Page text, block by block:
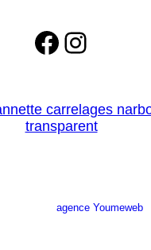
Facebook
agence Youmeweb